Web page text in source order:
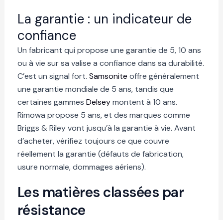
La garantie : un indicateur de
confiance
Un fabricant qui propose une garantie de 5, 10 ans
ou à vie sur sa valise a confiance dans sa durabilité.
C’est un signal fort. Samsonite offre généralement
une garantie mondiale de 5 ans, tandis que
certaines gammes Delseymontent à 10 ans.
Rimowa propose 5 ans, et des marques comme
Briggs & Riley vont jusqu’à la garantie à vie. Avant
d’acheter, vérifiez toujours ce que couvre
réellement la garantie (défauts de fabrication,
usure normale, dommages aériens).
Les matières classées par
résistance